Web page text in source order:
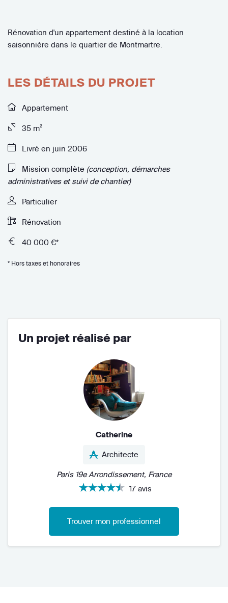
Rénovation d'un appartement destiné à la location
saisonnière dans le quartier de Montmartre.
LES DÉTAILS DU PROJET
Appartement
35 m²
Livré en juin 2006
Mission complète (conception, démarches
administratives et suivi de chantier)
Particulier
Rénovation
40 000 €*
* Hors taxes et honoraires
Un projet réalisé par
Catherine
Architecte
Paris 19e Arrondissement, France
17 avis
Trouver mon professionnel